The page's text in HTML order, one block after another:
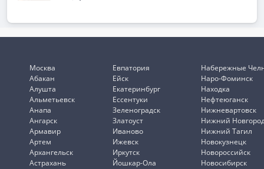
Москва
Абакан
Алушта
Альметьевск
Анапа
Ангарск
Армавир
Артем
Архангельск
Астрахань
Евпатория
Ейск
Екатеринбург
Ессентуки
Зеленоградск
Златоуст
Иваново
Ижевск
Иркутск
Йошкар-Ола
Набережные
Наро-Фоминск
Находка
Нефтеюганск
Нижневартовск
Нижний
Нижний Тагил
Новокузнецк
Новороссийск
Новосибирск